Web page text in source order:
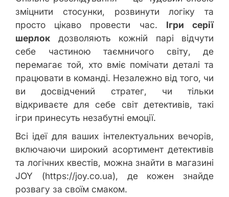
зміцнити стосунки, розвинути логіку та
просто цікаво провести час. Ігри серії
шерлок дозволяють кожній парі відчути
себе частиною таємничого світу, де
перемагає той, хто вміє помічати деталі та
працювати в команді. Незалежно від того, чи
ви досвідчений стратег, чи тільки
відкриваєте для себе світ детективів, такі
ігри принесуть незабутні емоції.
Всі ідеї для ваших інтелектуальних вечорів,
включаючи широкий асортимент детективів
та логічних квестів, можна знайти в магазині
JOY (https://joy.co.ua), де кожен знайде
розвагу за своїм смаком.